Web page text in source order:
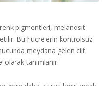
pigmentleri, melanosit
Bu hücrelerin kontrolsüz
meydana gelen cilt
tanımlanır.